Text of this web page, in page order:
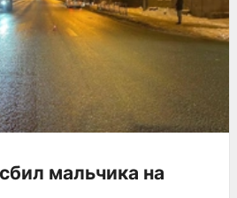
мальчика на